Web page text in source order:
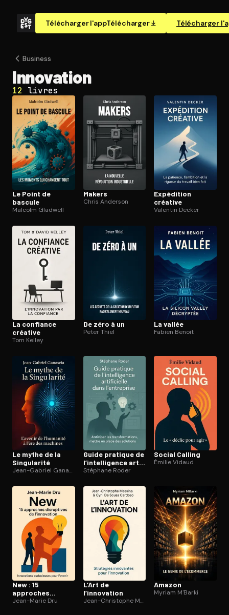
Télécharger l'appTélécharger Télécharger
Ouvre l'app Appareil photo, pointe sur le code. C'est gratuit à
Business
Innovation
12 livres
Le Point de
bascule
Malcolm Gladwell
Makers
Chris Anderson
Expédition
créative
Valentin Decker
La confiance
créative
Tom Kelley
De zéro à un
Peter Thiel
La vallée
Fabien Benoit
Le mythe de la
Singularité
Jean-Gabriel Ganascia
Guide pratique de
l’in­tel­li­gence ar­ti­
fi­cielle dans
Stéphane Roder
Social Calling
Émilie Vidaud
New : 15
approches
disruptives de
Jean-Marie Dru
L’Art de
l’innovation
Jean-Christophe Messina
Amazon
Myriam M'Barki